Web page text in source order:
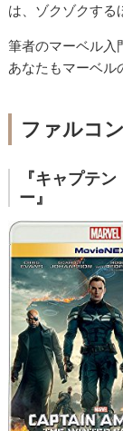
は、ゾクゾクする
筆者のマーベル入
あなたもマーベル
ファルコ
『キャプテ
ー』